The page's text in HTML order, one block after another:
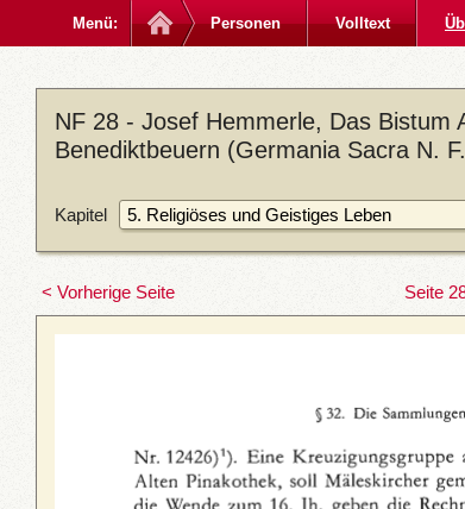
Menü: Personen Volltext
NF 28 - Josef Hemmerle, Das Bistum
Benediktbeuern (Germania Sacra N.
Kapitel
< Vorherige Seite Seite